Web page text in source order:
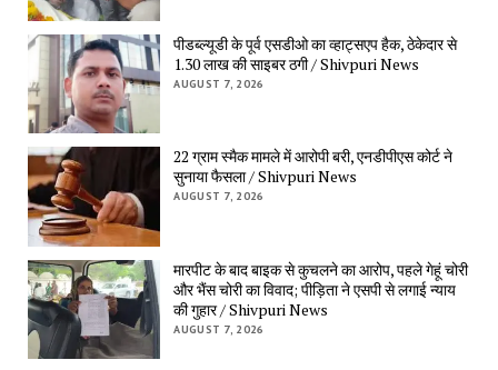
पीडब्ल्यूडी के पूर्व एसडीओ का व्हाट्सएप हैक, ठेकेदार से
1.30 लाख की साइबर ठगी / Shivpuri News
AUGUST 7, 2026
22 ग्राम स्मैक मामले में आरोपी बरी, एनडीपीएस कोर्ट ने
सुनाया फैसला / Shivpuri News
AUGUST 7, 2026
मारपीट के बाद बाइक से कुचलने का आरोप, पहले गेहूं चोरी
और भैंस चोरी का विवाद; पीड़िता ने एसपी से लगाई न्याय
की गुहार / Shivpuri News
AUGUST 7, 2026